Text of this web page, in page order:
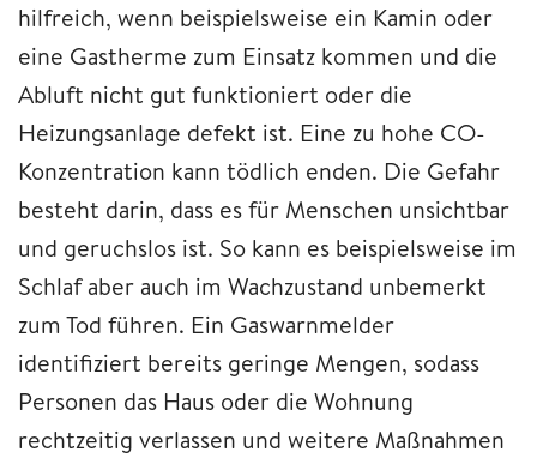
hilfreich, wenn beispielsweise ein Kamin oder
eine Gastherme zum Einsatz kommen und die
Abluft nicht gut funktioniert oder die
Heizungsanlage defekt ist. Eine zu hohe CO-
Konzentration kann tödlich enden. Die Gefahr
besteht darin, dass es für Menschen unsichtbar
und geruchslos ist. So kann es beispielsweise im
Schlaf aber auch im Wachzustand unbemerkt
zum Tod führen. Ein Gaswarnmelder
identifiziert bereits geringe Mengen, sodass
Personen das Haus oder die Wohnung
rechtzeitig verlassen und weitere Maßnahmen